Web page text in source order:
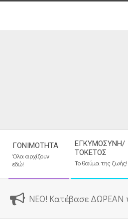
Navigation
Menu
ΓΟΝΙΜΌΤΗΤΑ
Όλα αρχίζουν
εδώ!
ΕΓΚΥΜΟΣΎΝΗ/
ΤΟΚΕΤΌΣ
Το θαύμα της ζωής!
ΝΕΟ! Κατέβασε ΔΩΡΕΑΝ